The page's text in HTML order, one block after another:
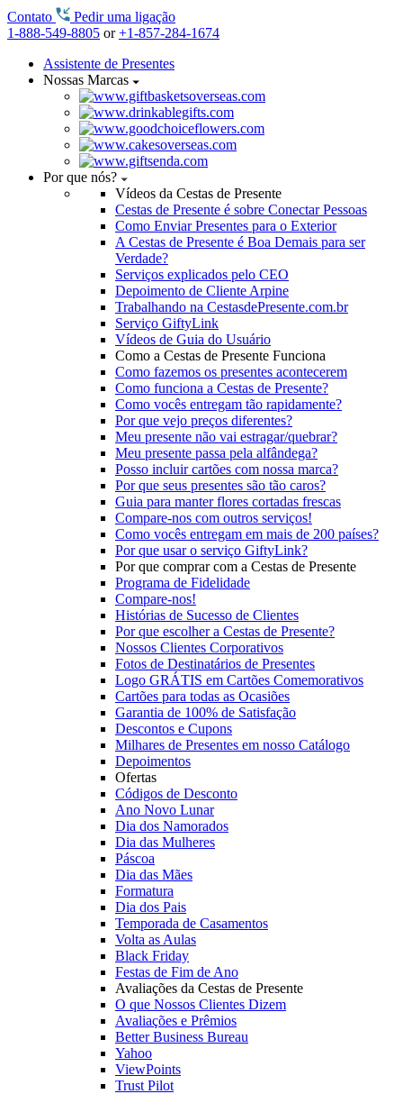
Contato
Pedir uma ligação
1-888-549-8805 or+1-857-284-1674
Assistente de Presentes
Nossas Marcas
Por que nós?
Vídeos da Cestas de Presente
Cestas de Presente é sobre Conectar Pessoas
Como Enviar Presentes para o Exterior
A Cestas de Presente é Boa Demais para ser
Verdade?
Serviços explicados pelo CEO
Depoimento de Cliente Arpine
Trabalhando na CestasdePresente.com.br
Serviço GiftyLink
Vídeos de Guia do Usuário
Como a Cestas de Presente Funciona
Como fazemos os presentes acontecerem
Como funciona a Cestas de Presente?
Como vocês entregam tão rapidamente?
Por que vejo preços diferentes?
Meu presente não vai estragar/quebrar?
Meu presente passa pela alfândega?
Posso incluir cartões com nossa marca?
Por que seus presentes são tão caros?
Guia para manter flores cortadas frescas
Compare-nos com outros serviços!
Como vocês entregam em mais de 200 países?
Por que usar o serviço GiftyLink?
Por que comprar com a Cestas de Presente
Programa de Fidelidade
Compare-nos!
Histórias de Sucesso de Clientes
Por que escolher a Cestas de Presente?
Nossos Clientes Corporativos
Fotos de Destinatários de Presentes
Logo GRÁTIS em Cartões Comemorativos
Cartões para todas as Ocasiões
Garantia de 100% de Satisfação
Descontos e Cupons
Milhares de Presentes em nosso Catálogo
Depoimentos
Ofertas
Códigos de Desconto
Ano Novo Lunar
Dia dos Namorados
Dia das Mulheres
Páscoa
Dia das Mães
Formatura
Dia dos Pais
Temporada de Casamentos
Volta as Aulas
Black Friday
Festas de Fim de Ano
Avaliações da Cestas de Presente
O que Nossos Clientes Dizem
Avaliações e Prêmios
Better Business Bureau
Yahoo
ViewPoints
Trust Pilot